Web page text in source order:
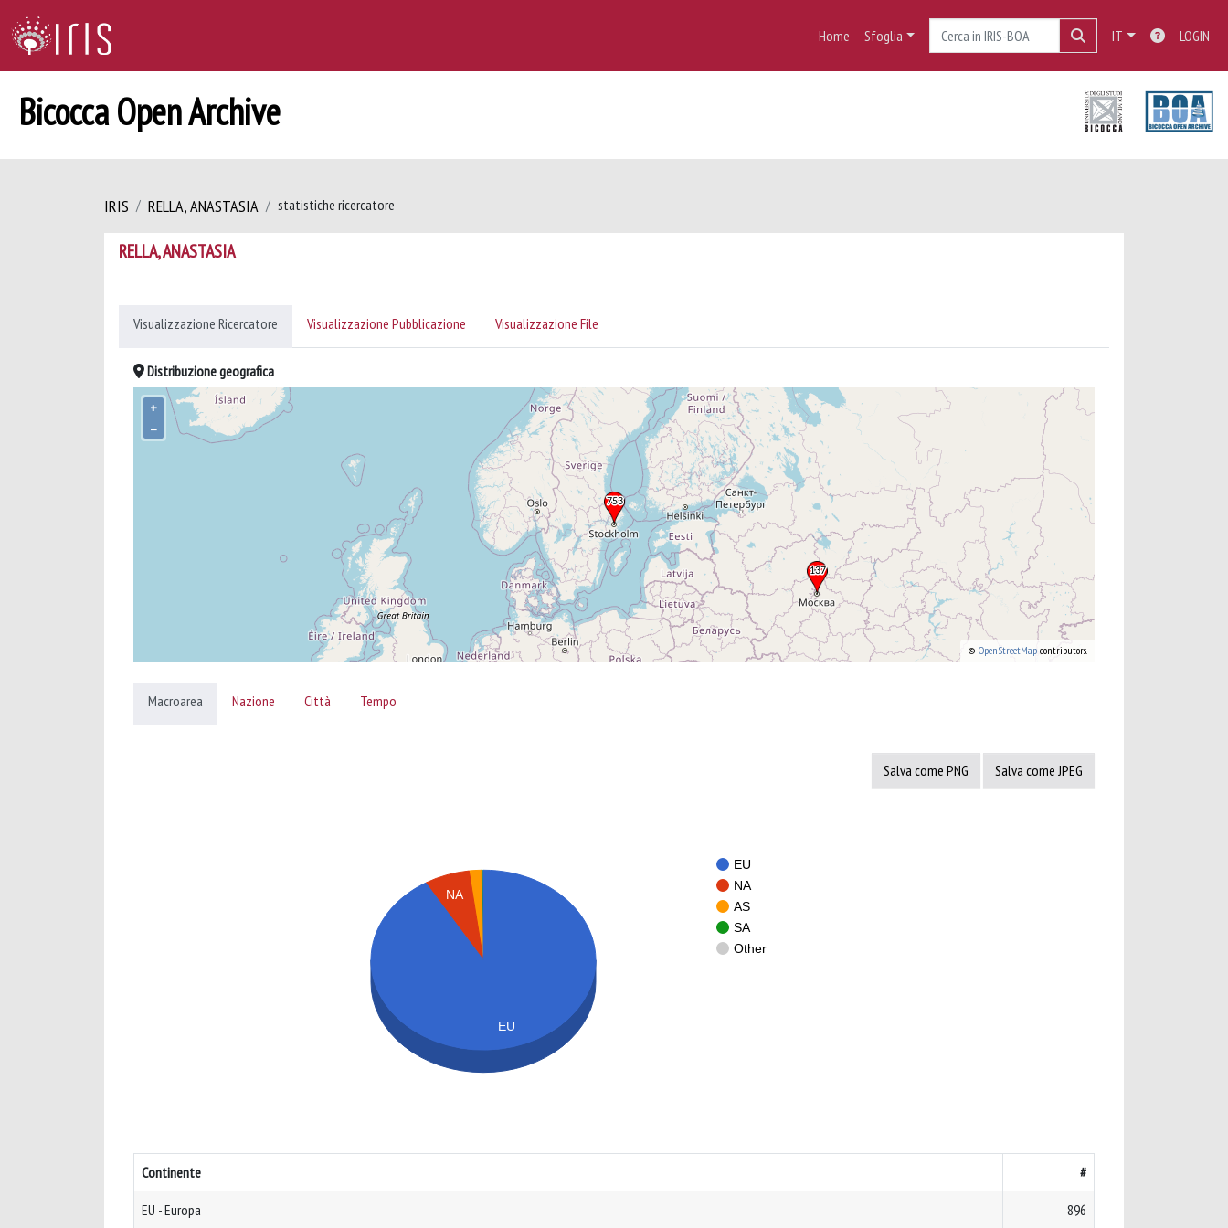
Home Sfoglia IT LOGIN
Bicocca Open Archive
IRIS RELLA, ANASTASIA statistiche ricercatore
RELLA, ANASTASIA
Visualizzazione Ricercatore Visualizzazione Pubblicazione Visualizzazione File
Distribuzione geografica
+
–
© OpenStreetMap contributors.
Macroarea Nazione Città Tempo
Salva come PNG Salva come JPEG
EU
NA
AS
SA
Other
NA
EU
Continente #
EU - Europa 896